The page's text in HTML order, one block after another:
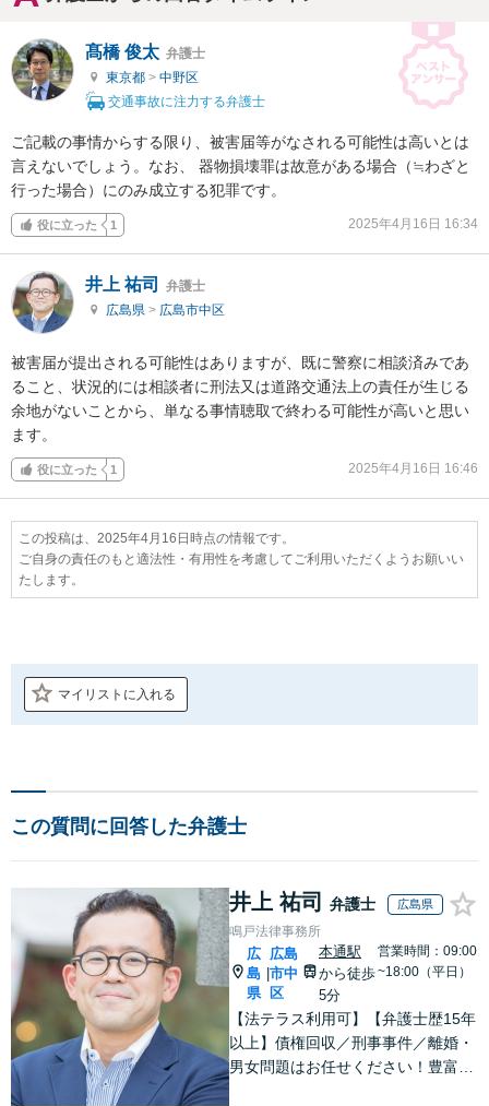
髙橋 俊太 弁護士
東京都 > 中野区
交通事故に注力する弁護士
ご記載の事情からする限り、被害届等がなされる可能性は高いとは
言えないでしょう。なお、 器物損壊罪は故意がある場合（≒わざと
行った場合）にのみ成立する犯罪です。
役に立った 1 2025年4月16日 16:34
井上 祐司
弁護士
広島県 > 広島市中区
被害届が提出される可能性はありますが、既に警察に相談済みであ
ること、状況的には相談者に刑法又は道路交通法上の責任が生じる
余地がないことから、単なる事情聴取で終わる可能性が高いと思い
ます。
役に立った 1 2025年4月16日 16:46
この投稿は、2025年4月16日時点の情報です。
ご自身の責任のもと適法性・有用性を考慮してご利用いただくようお願いい
たします。
マイリストに入れる
この質問に回答した弁護士
井上 祐司 弁護士 広島県
鳴戸法律事務所
広
島
県
広島
市中
区
本通駅
から徒歩
5分
営業時間：09:00
~18:00（平日）
【法テラス利用可】【弁護士歴15年
以上】債権回収／刑事事件／離婚・
男女問題はお任せください！豊富な